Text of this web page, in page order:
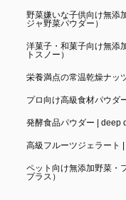
野菜嫌いな子供向け無添
ジャ野菜パウダー）
洋菓子・和菓子向け無添
トスノー）
栄養満点の常温乾燥ナッ
プロ向け高級食材パウダ
発酵食品パウダー | deep
高級フルーツジェラート
ペット向け無添加野菜・
プラス）